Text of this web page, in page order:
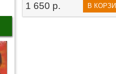
1 650 р. В